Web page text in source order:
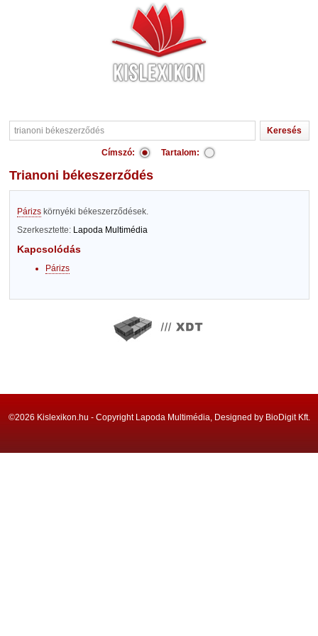
Címszó: Tartalom:
trianoni békeszerződés
Párizskörnyéki békeszerződések.
Szerkesztette: Lapoda Multimédia
Kapcsolódás
Párizs
©2026 Kislexikon.hu - Copyright Lapoda Multimédia, Designed by BioDigit Kft.